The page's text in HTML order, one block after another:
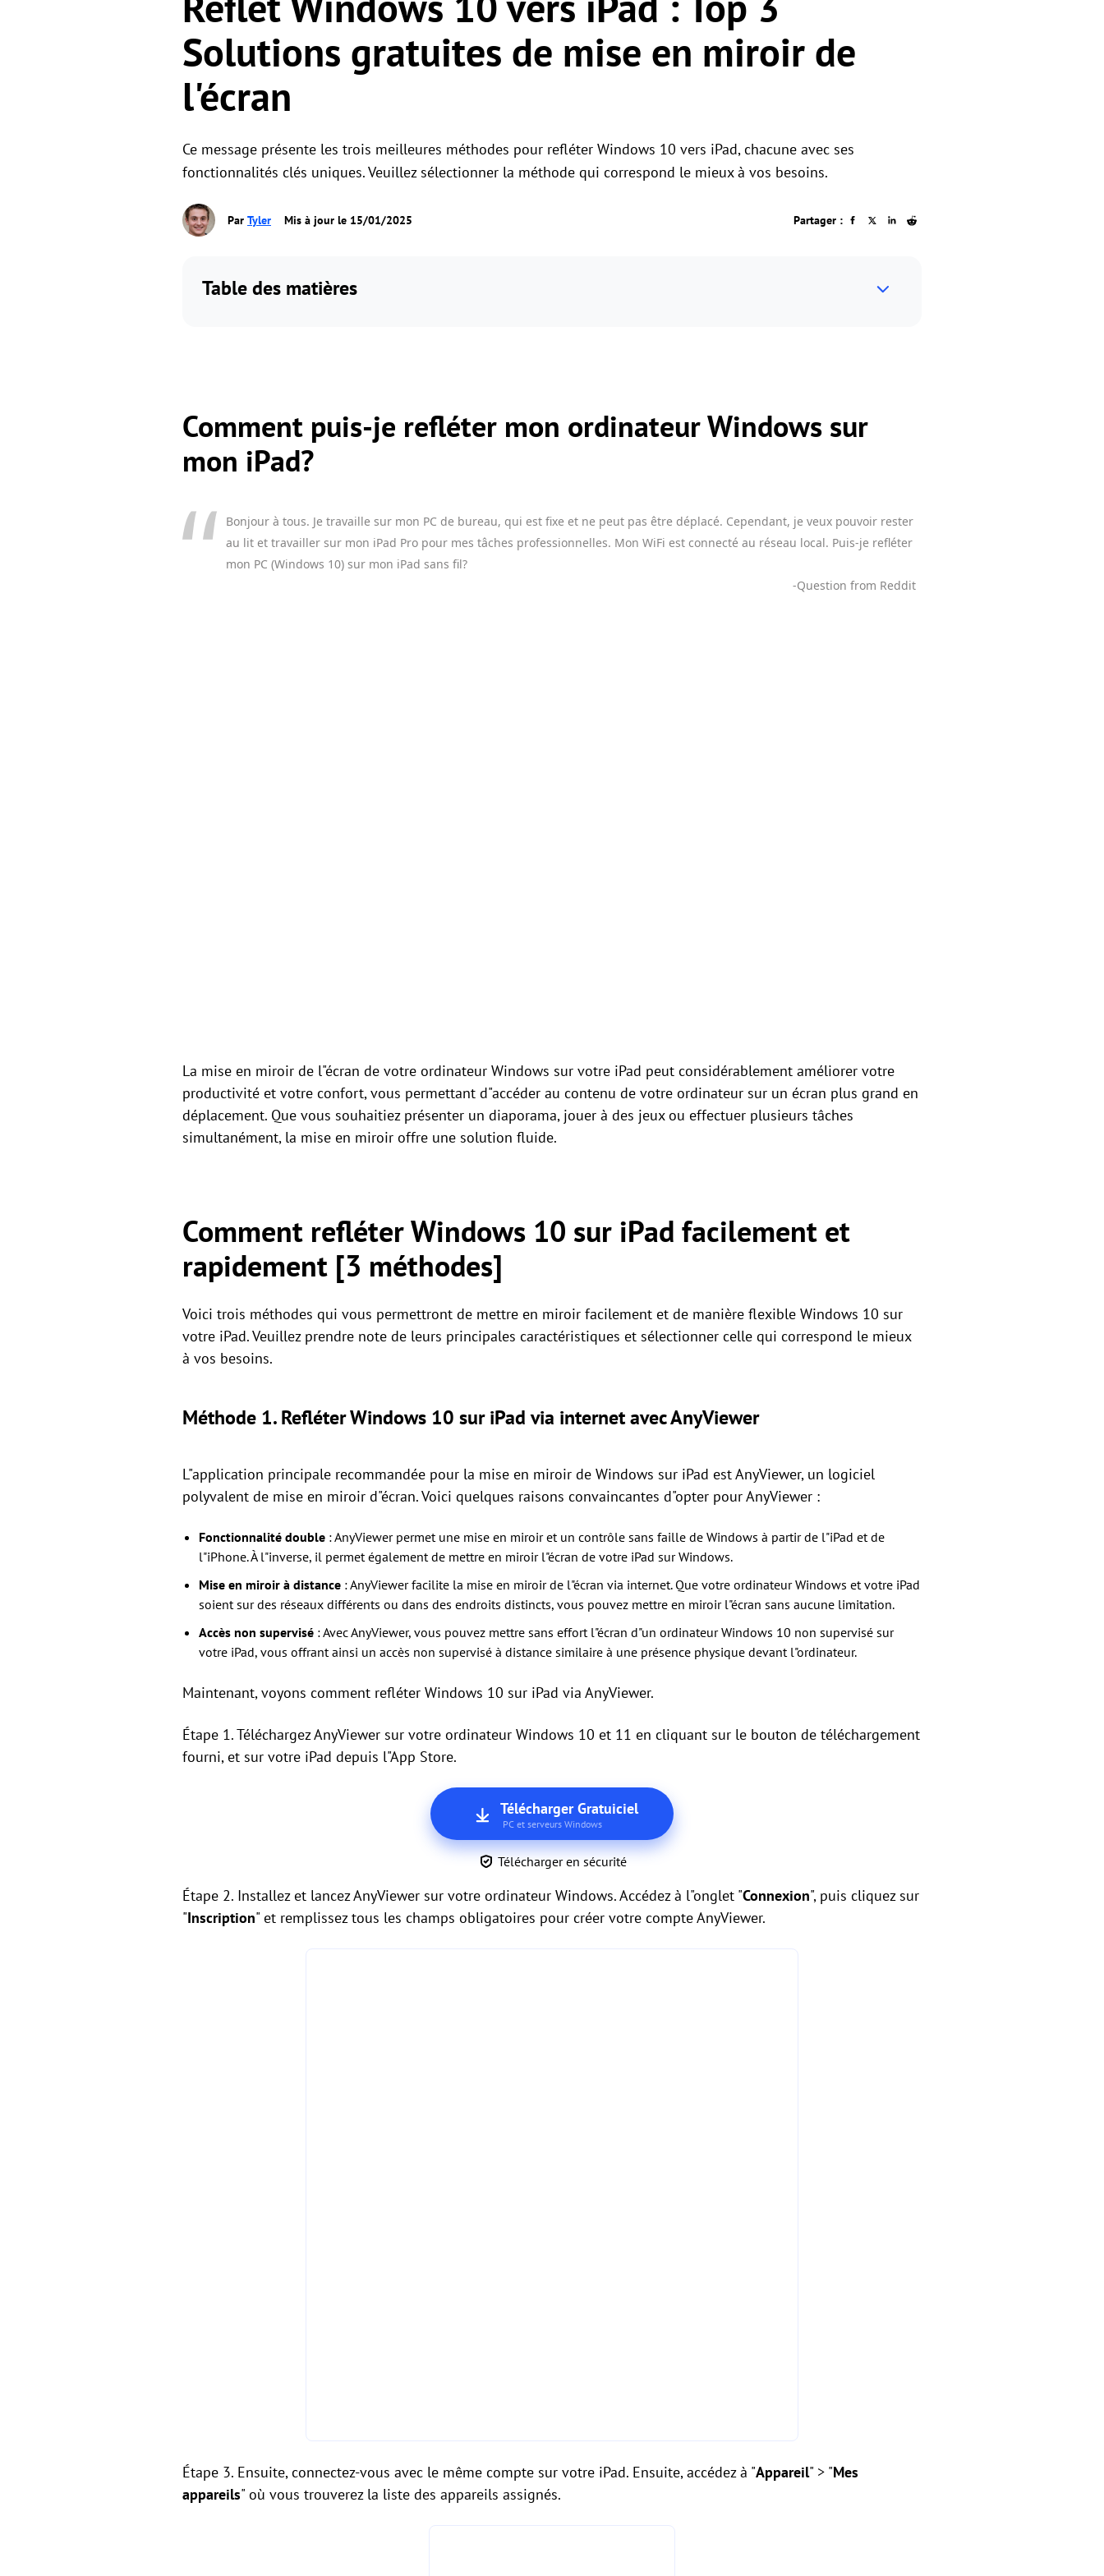
Contrôler des serveurs à l'étranger en
toute simplicité
Gestion des permissions des rôles
Gérer les accès des utilisateurs avec des
permissions flexibles.
Solutions gratuites de mise en miroir de
l'écran
Ce message présente les trois meilleures méthodes pour refléter Windows 10 vers iPad, chacune avec ses
fonctionnalités clés uniques. Veuillez sélectionner la méthode qui correspond le mieux à vos besoins.
Par Tyler Mis à jour le 15/01/2025 Partager :
Table des matières
Comment puis-je refléter mon ordinateur Windows sur
mon iPad?
Bonjour à tous. Je travaille sur mon PC de bureau, qui est fixe et ne peut pas être déplacé. Cependant, je veux pouvoir rester
au lit et travailler sur mon iPad Pro pour mes tâches professionnelles. Mon WiFi est connecté au réseau local. Puis-je refléter
mon PC (Windows 10) sur mon iPad sans fil?
-Question from Reddit
La mise en miroir de l"écran de votre ordinateur Windows sur votre iPad peut considérablement améliorer votre
productivité et votre confort, vous permettant d"accéder au contenu de votre ordinateur sur un écran plus grand en
déplacement. Que vous souhaitiez présenter un diaporama, jouer à des jeux ou effectuer plusieurs tâches
simultanément, la mise en miroir offre une solution fluide.
Comment refléter Windows 10 sur iPad facilement et
rapidement [3 méthodes]
Voici trois méthodes qui vous permettront de mettre en miroir facilement et de manière flexible Windows 10 sur
votre iPad. Veuillez prendre note de leurs principales caractéristiques et sélectionner celle qui correspond le mieux
à vos besoins.
Méthode 1. Refléter Windows 10 sur iPad via internet avec AnyViewer
L"application principale recommandée pour la mise en miroir de Windows sur iPad est AnyViewer, un logiciel
polyvalent de mise en miroir d"écran. Voici quelques raisons convaincantes d"opter pour AnyViewer :
Fonctionnalité double : AnyViewer permet une mise en miroir et un contrôle sans faille de Windows à partir de l"iPad et de
l"iPhone. À l"inverse, il permet également de mettre en miroir l"écran de votre iPad sur Windows.
Mise en miroir à distance : AnyViewer facilite la mise en miroir de l"écran via internet. Que votre ordinateur Windows et votre iPad
soient sur des réseaux différents ou dans des endroits distincts, vous pouvez mettre en miroir l"écran sans aucune limitation.
Accès non supervisé : Avec AnyViewer, vous pouvez mettre sans effort l"écran d"un ordinateur Windows 10 non supervisé sur
votre iPad, vous offrant ainsi un accès non supervisé à distance similaire à une présence physique devant l"ordinateur.
Maintenant, voyons comment refléter Windows 10 sur iPad via AnyViewer.
Étape 1. Téléchargez AnyViewer sur votre ordinateur Windows 10 et 11 en cliquant sur le bouton de téléchargement
fourni, et sur votre iPad depuis l"App Store.
Télécharger Gratuiciel
PC et serveurs Windows
Télécharger en sécurité
Étape 2. Installez et lancez AnyViewer sur votre ordinateur Windows. Accédez à l"onglet "Connexion", puis cliquez sur
"Inscription" et remplissez tous les champs obligatoires pour créer votre compte AnyViewer.
Étape 3. Ensuite, connectez-vous avec le même compte sur votre iPad. Ensuite, accédez à "Appareil" > "Mes
appareils" où vous trouverez la liste des appareils assignés.